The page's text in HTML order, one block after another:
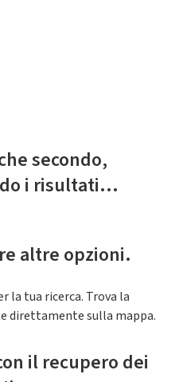
secondo,
i risultati...
altre opzioni.
la tua ricerca. Trova la
direttamente sulla mappa.
il recupero dei